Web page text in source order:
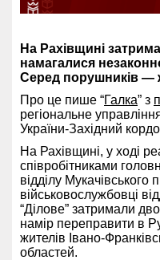
На Рахівщині
намагалися
Серед порушників —
Про це пише “Галка” з
регіональне
України-Західний
На Рахівщині, у ході
співробітниками
відділу Мукачівського
військовослужбовці
“Ділове” затримали
намір переправити в
жителів Івано-
областей.